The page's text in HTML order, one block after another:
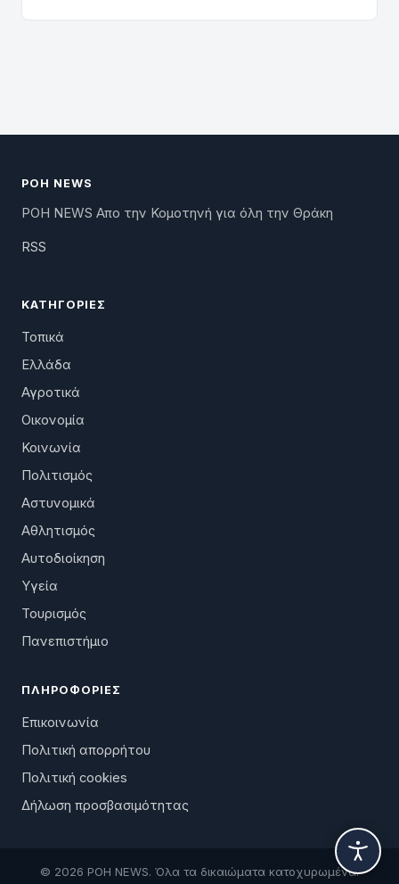
ΡΟΗ NEWS
ΡΟΗ NEWS Απο την Κομοτηνή για όλη την Θράκη
RSS
ΚΑΤΗΓΟΡΊΕΣ
Τοπικά
Ελλάδα
Αγροτικά
Οικονομία
Κοινωνία
Πολιτισμός
Αστυνομικά
Αθλητισμός
Αυτοδιοίκηση
Υγεία
Τουρισμός
Πανεπιστήμιο
ΠΛΗΡΟΦΟΡΊΕΣ
Επικοινωνία
Πολιτική απορρήτου
Πολιτική cookies
Δήλωση προσβασιμότητας
© 2026 ΡΟΗ NEWS. Όλα τα δικαιώματα κατοχυρωμένα.